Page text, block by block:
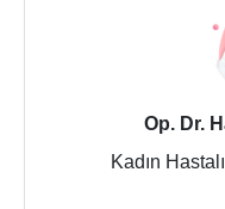
Op. Dr.
Kadın